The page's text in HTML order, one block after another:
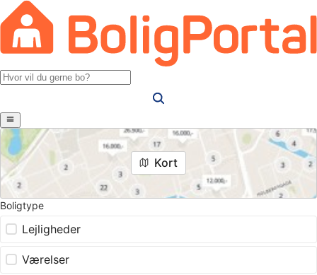
Kort
Boligtype
Lejligheder
Værelser